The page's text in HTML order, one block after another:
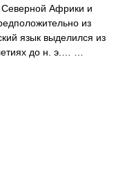
Северной Африки и
из
язык выделился из
до н. э.… …